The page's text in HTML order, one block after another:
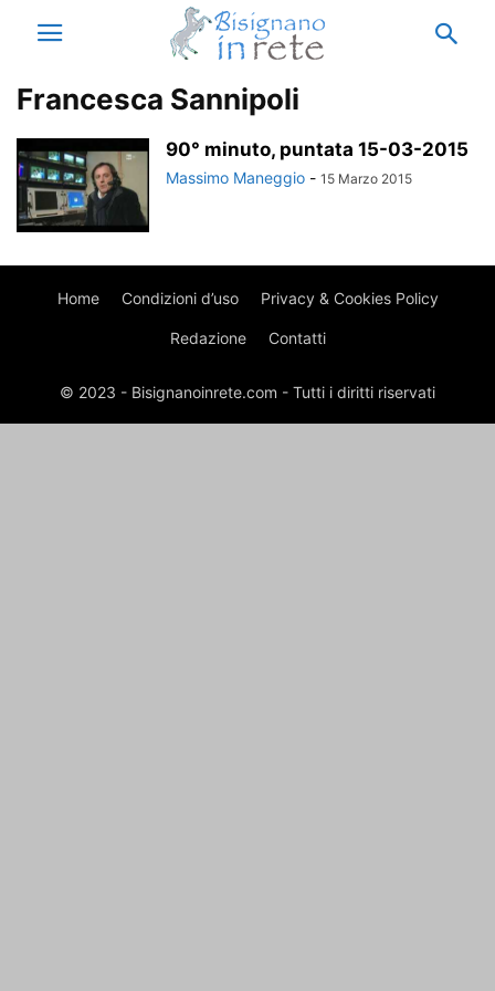
Francesca Sannipoli
90° minuto, puntata 15-03-2015
Massimo Maneggio - 15 Marzo 2015
Home Condizioni d’uso Privacy & Cookies Policy
Redazione Contatti
© 2023 - Bisignanoinrete.com - Tutti i diritti riservati